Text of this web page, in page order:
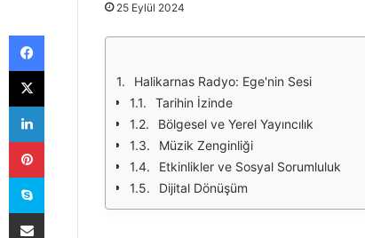
25 Eylül 2024
Halikarnas Radyo: Ege'nin Sesi
Tarihin İzinde
Bölgesel ve Yerel Yayıncılık
Müzik Zenginliği
Etkinlikler ve Sosyal Sorumluluk
Dijital Dönüşüm
Facebook
X
LinkedIn
Pinterest
Skype
E-Posta ile paylaş